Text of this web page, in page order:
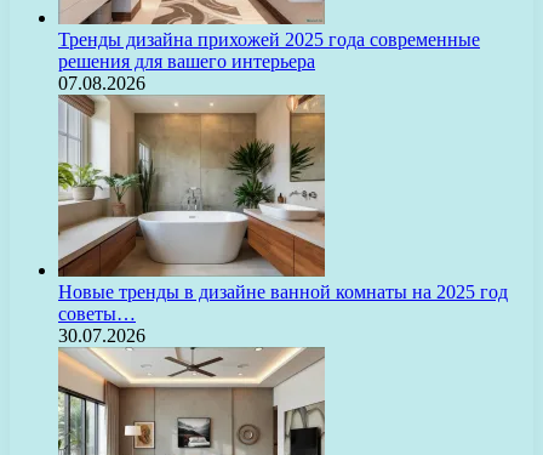
Тренды дизайна прихожей 2025 года современные
решения для вашего интерьера
07.08.2026
Новые тренды в дизайне ванной комнаты на 2025 год
советы…
30.07.2026